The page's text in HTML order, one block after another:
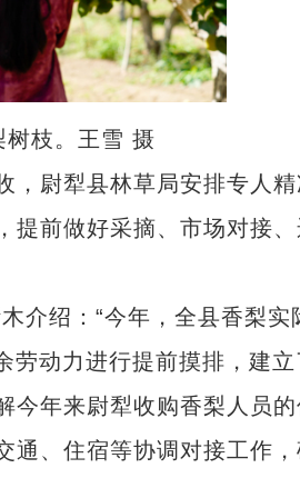
树枝。王雪 摄
尉犁县林草局安排专人精
提前做好采摘、市场对接、
介绍：“今年，全县香梨实
动力进行提前摸排，建立
今年来尉犁收购香梨人员
通、住宿等协调对接工作，